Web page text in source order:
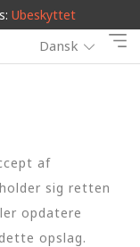
Ubeskyttet
Dansk
af
sig retten
opdatere
opslag.